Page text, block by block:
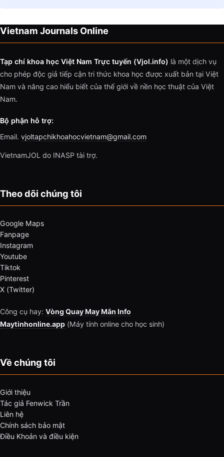
Vietnam Journals Online
Tạp chí khoa học Việt Nam Trực tuyến (Vjol.info) là một dịch vụ
cho phép độc giả tiếp cận tri thức khoa học được xuất bản tại Việt
Nam và nâng cao hiểu biết của thế giới về nền học thuật của Việt
Nam.
Bộ phận hỗ trợ:
Email. vjoltapchikhoahocvietnam@gmail.com
VietnamJOL do INASP tài trợ.
Theo dõi chúng tôi
Google Maps
Fanpage
Instagram
Youtube
Tiktok
Pinterest
X (Twitter)
Công cụ hay: Vòng Quay May Mắn Info
Maytinhonline.app (Máy tính online cho học sinh)
Về chúng tôi
Giới thiệu
Tác giả Fenwick Trần
Liên hệ
Chính sách bảo mật
Điều Khoản và điều kiện